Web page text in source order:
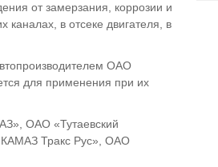
от замерзания, коррозии и
в отсеке двигателя, в
ОАО
для применения при их
ОАО «Тутаевский
Тракс Рус», ОАО